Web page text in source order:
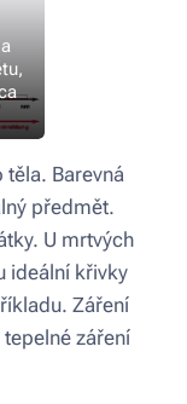
těla. Barevná
předmět.
U mrtvých
ideální křivky
Záření
záření